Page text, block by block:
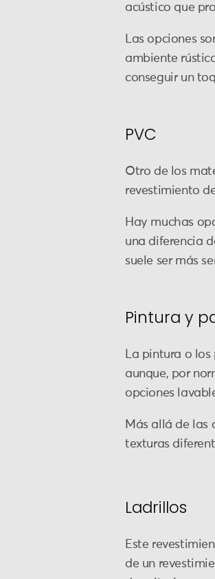
acústico que
Las opciones
ambiente
conseguir un
PVC
Otro de los
revestimiento
Hay muchas
una diferencia
suele ser más
Pintura y
La pintura o los
aunque, por
opciones
Más allá de las
texturas
Ladrillos
Este
de un